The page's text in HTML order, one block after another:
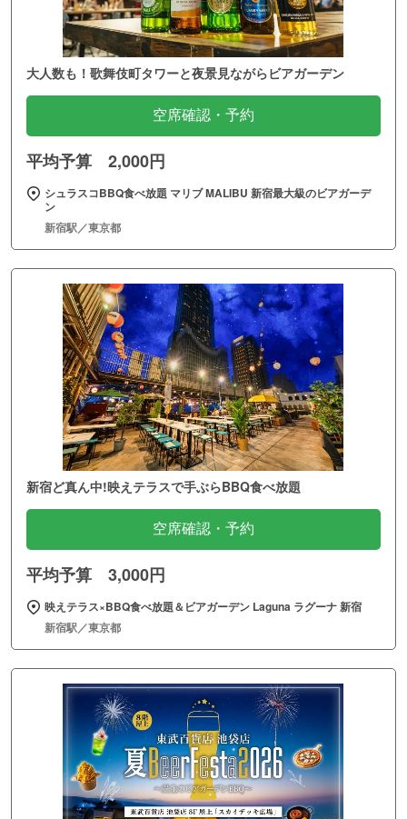
大人数も！歌舞伎町タワーと夜景見ながらビアガーデン
空席確認・予約
平均予算 2,000円
シュラスコBBQ食べ放題 マリブ MALIBU 新宿最大級のビアガーデ
ン
新宿駅／東京都
新宿ど真ん中!映えテラスで手ぶらBBQ食べ放題
空席確認・予約
平均予算 3,000円
映えテラス×BBQ食べ放題＆ビアガーデン Laguna ラグーナ 新宿
新宿駅／東京都